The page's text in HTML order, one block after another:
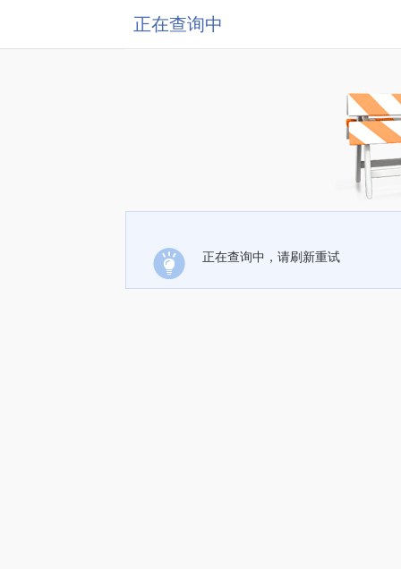
正在查询中
正在查询中，请刷新重试